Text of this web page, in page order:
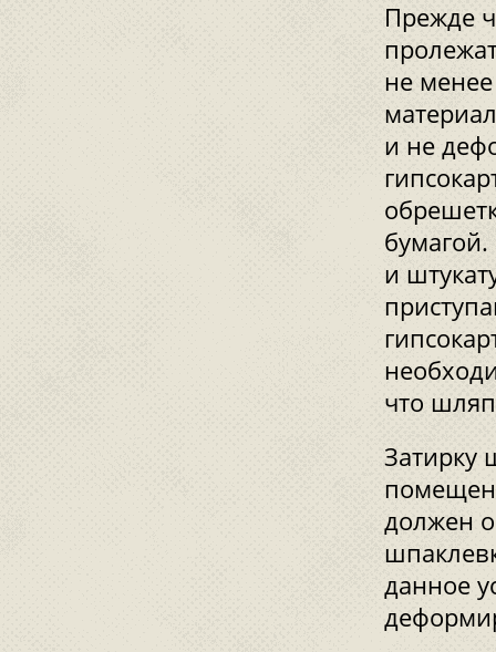
Прежде
не
и не
и
что
Затирку
должен
данное